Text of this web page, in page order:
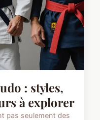
: styles,
à explorer
pas seulement des